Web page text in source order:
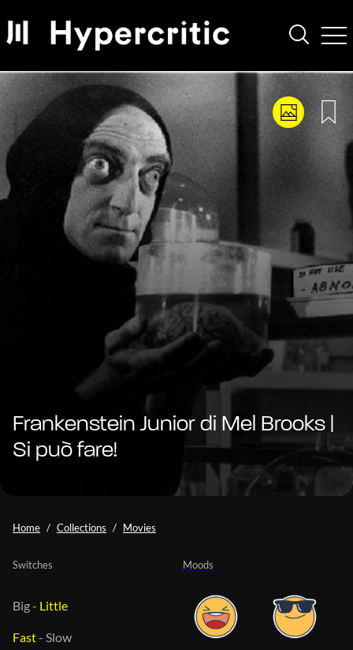
Frankenstein Junior di Mel Brooks |
Si può fare!
Home Collections Movies
Moods
Switches
Big- Little
Fast- Slow